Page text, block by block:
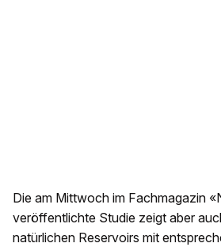
Die am Mittwoch im Fachmagazin
veröffentlichte Studie zeigt aber
natürlichen Reservoirs mit